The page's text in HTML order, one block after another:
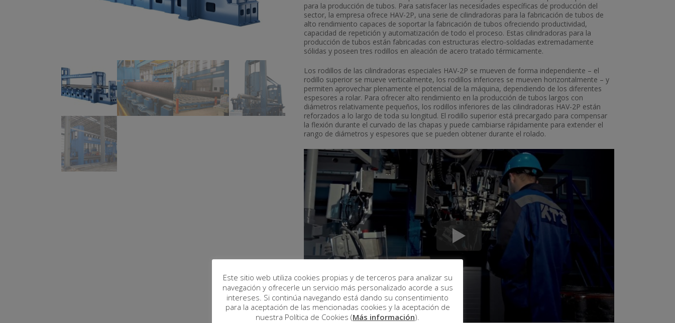
para la producción de tubos. Para satisfacer las necesidades específicas de producción del
sector, la empresa ofrece HAV-2P, una serie de cilindradoras para la fabricación de tubos de
alto rendimiento capaces de soportar la fabricación de tubos ofreciendo productividad,
capacidad de repetición y automatización de todo el proceso. Estas cilindradoras para la
producción de tubos están fabricadas con estructuras electro-soldadas extremadamente
sólidas y poseen tres rodillos en aleación de acero tratado térmicamente.
Los rodillos de las cilindradoras especiales HAV-2P se mueven de forma independiente – el
rodillo superior se mueve verticalmente, los rodillos inferiores se mueven horizontalmente – y
permiten aprovechar plenamente el potencial de la máquina, dependiendo de los diferentes
espesores a rolar. Para ofrecer alto rendimiento en la producción de tubos largos con
diámetros relativamente pequeños, los rodillos inferiores de las cilindradoras HAV-2P están
reforzados a lo largo de toda su longitud. El rodillo superior está precargado para compensar
la flexión durante el curvado de las chapas y puede cambiarse rápidamente para extender el
rango de diámetros y espesores que se pueden obtener durante el rolado.
Este sitio web utiliza cookies propias y de terceros para analizar su
navegación y ofrecerle un servicio más personalizado acorde a sus
intereses. Si continúa navegando está dando su consentimiento
para la aceptación de las mencionadas cookies y la aceptación de
nuestra Política de Cookies (Más información).